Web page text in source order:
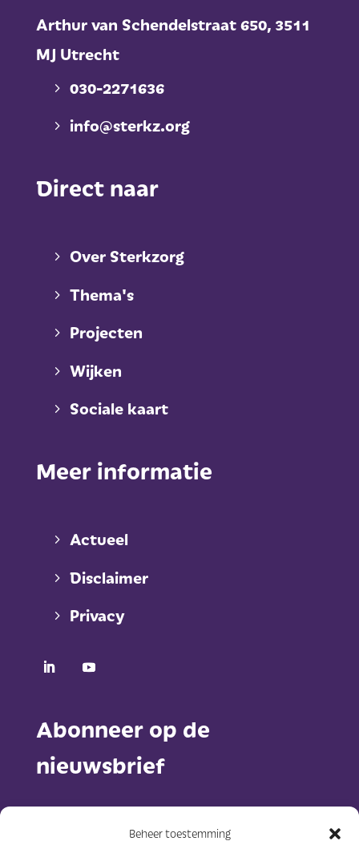
Beheer toestemming
Arthur van Schendelstraat 650, 3511
MJ Utrecht
030-2271636
info@sterkz.org
Direct naar
Over Sterkzorg
Thema's
Projecten
Wijken
Sociale kaart
Meer informatie
Actueel
Disclaimer
Privacy
Abonneer op de
nieuwsbrief